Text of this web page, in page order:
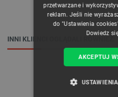
INNI KLIENCI OGLĄDALI RÓWNIEŻ:
przetwarzane i
reklam. Jeśli nie
do "Ustawienia
Dowiedz
AKCEPTUJ